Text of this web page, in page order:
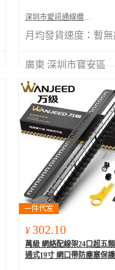
深圳市愛訊通線纜有限公司
月均發貨速度： 暫
廣東 深圳市寶安區
¥ 302.10
萬級 網絡配線架24口超五
通式19寸 網口帶防塵塞保